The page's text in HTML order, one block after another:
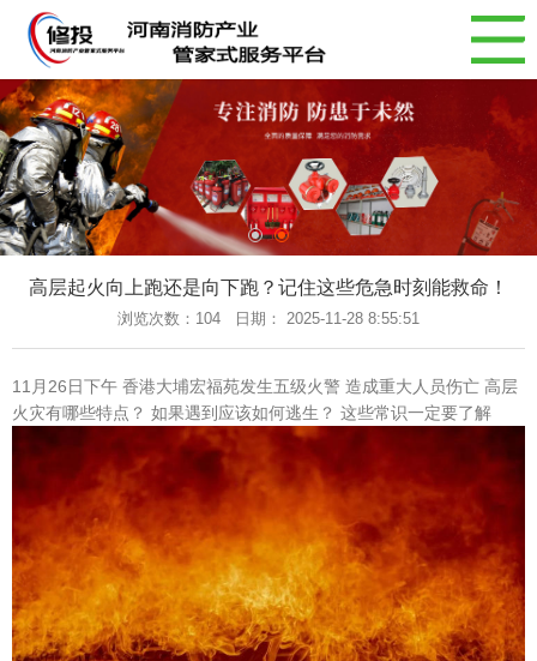
网站导航
网站首页
平台简介
新闻资讯
消防产品
案例中心
消防法规
返回首页
高层起火向上跑还是向下跑？记住这些危急时刻能救命！
浏览次数： 104 日期： 2025-11-28 8:55:51
11月26日下午 香港大埔宏福苑发生五级火警 造成重大人员伤亡 高层
火灾有哪些特点？ 如果遇到应该如何逃生？ 这些常识一定要了解